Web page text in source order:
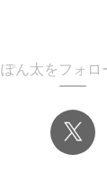
ぽん太をフォロ